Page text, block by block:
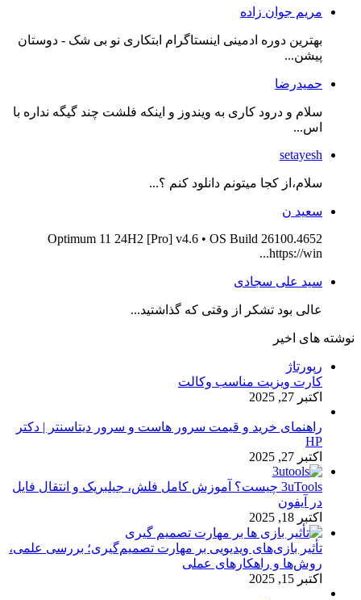
مریم جوان زاده
بهترین دوره ادمینی اینستاگرام ابتکاری نو بی شک - دوستان
پیشن...
حمیدرضا
سلام و درود کاری به ویندوز و اینکه فلشت چند گیگه نداره با
اس...
setayesh
سلام،از کجا میتونم دانلود کنم ؟...
سعید ن
Optimum 11 24H2 [Pro] v4.6 • OS Build 26100.4652
https://win...
سید علی سجادی
عالی بود تشکر از وقتی که گذاشتید...
نوشته های اخیر
رپورتاژ
کارت ویزیت مناسب وکالت
اکتبر 27, 2025
راهنمای خرید و قیمت سرور هاست و سرور دیتاسنتر | دکتر
HP
اکتبر 27, 2025
3uTools چیست؟ آموزش کامل فلش، جیلبریک و انتقال فایل
در آیفون
اکتبر 18, 2025
تأثیر بازی‌های ویدیویی بر مهارت تصمیم‌گیری؛ بررسی علمی،
روش‌ها و راهکارهای عملی
اکتبر 15, 2025